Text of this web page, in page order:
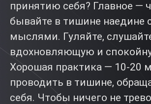
принятию себя? Главное —
бывайте в тишине наедине
мыслями. Гуляйте,
вдохновляющую и
Хорошая практика — 10-20
проводить в тишине,
себя. Чтобы ничего не